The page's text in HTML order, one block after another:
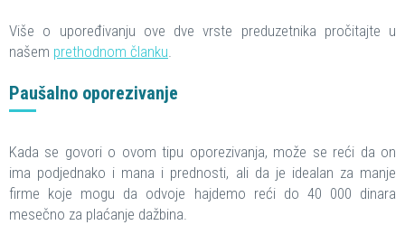
Više o upoređivanju ove dve vrste preduzetnika pročitajte u
našem prethodnom članku.
Paušalno oporezivanje
Kada se govori o ovom tipu oporezivanja, može se reći da on
ima podjednako i mana i prednosti, ali da je idealan za manje
firme koje mogu da odvoje hajdemo reći do 40 000 dinara
mesečno za plaćanje dažbina.